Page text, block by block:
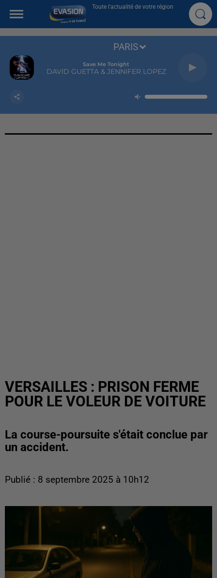
Toute l'actualité de votre région
Save Me Tonight
DAVID GUETTA & JENNIFER LOPEZ
PARIS
VERSAILLES : PRISON FERME
POUR LE VOLEUR DE VOITURE
La course-poursuite s'était conclue par
un accident.
Publié : 8 septembre 2025 à 10h12